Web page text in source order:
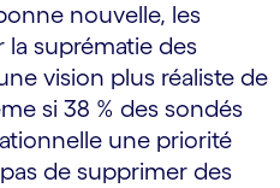
nouvelle, les
suprématie des
vision plus réaliste de
si 38 % des sondés
une priorité
de supprimer des